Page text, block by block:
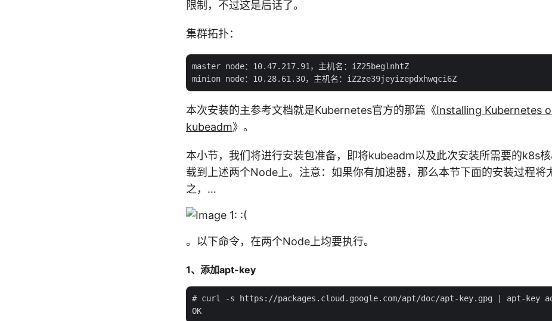
限制，不过这是后话了。
集群拓扑：
master node：10.47.217.91，主机名：iZ25beglnhtZ
本次安装的主参考文档就是Kubernetes官方的那篇《Installing Kubernetes
kubeadm》。
本小节，我们将进行安装包准备，即将kubeadm以及此次安装所需要的k8s
载到上述两个Node上。注意：如果你有加速器，那么本节下面的安装过程将
之，…
。以下命令，在两个Node上均要执行。
1、添加apt-key
# curl -s https://packages.cloud.google.com/apt/doc/apt-key.gpg | apt-key